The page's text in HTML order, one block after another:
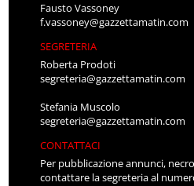
Fausto Vassoney
f.vassoney@gazzettamatin.com
SEGRETERIA
Roberta Prodoti
segreteria@gazzettamatin.com
Stefania Muscolo
segreteria@gazzettamatin.com
CONTATTACI
Per pubblicazione annunci,
contattare la segreteria al